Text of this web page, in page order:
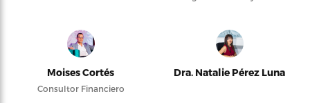
Moises Cortés
Consultor Financiero
Dra. Natalie Pérez Luna